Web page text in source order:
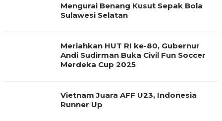
Mengurai Benang Kusut Sepak Bola
Sulawesi Selatan
Meriahkan HUT RI ke-80, Gubernur
Andi Sudirman Buka Civil Fun Soccer
Merdeka Cup 2025
Vietnam Juara AFF U23, Indonesia
Runner Up